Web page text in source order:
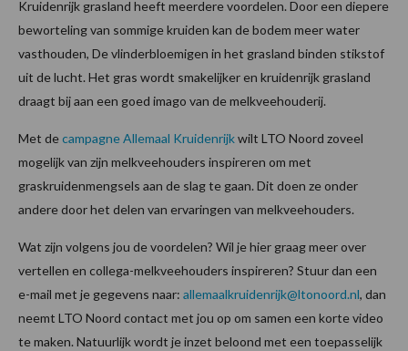
Kruidenrijk grasland heeft meerdere voordelen. Door een diepere
beworteling van sommige kruiden kan de bodem meer water
vasthouden, De vlinderbloemigen in het grasland binden stikstof
uit de lucht. Het gras wordt smakelijker en kruidenrijk grasland
draagt bij aan een goed imago van de melkveehouderij.
Met decampagne Allemaal Kruidenrijkwilt LTO Noord zoveel
mogelijk van zijn melkveehouders inspireren om met
graskruidenmengsels aan de slag te gaan. Dit doen ze onder
andere door het delen van ervaringen van melkveehouders.
Wat zijn volgens jou de voordelen? Wil je hier graag meer over
vertellen en collega-melkveehouders inspireren? Stuur dan een
e-mail met je gegevens naar: allemaalkruidenrijk@ltonoord.nl, dan
neemt LTO Noord contact met jou op om samen een korte video
te maken. Natuurlijk wordt je inzet beloond met een toepasselijk